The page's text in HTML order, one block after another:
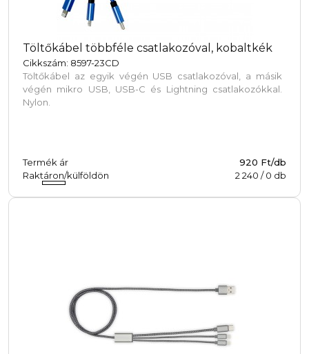
Töltőkábel többféle csatlakozóval, kobaltkék
Cikkszám: 8597-23CD
Töltőkábel az egyik végén USB csatlakozóval, a másik
végén mikro USB, USB-C és Lightning csatlakozókkal.
Nylon.
Termék ár
920 Ft/db
Raktáron/külföldön
2 240 /0 db